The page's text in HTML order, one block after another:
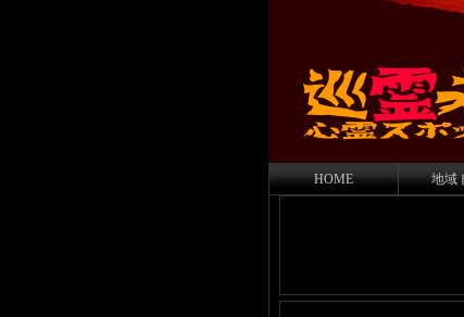
HOME 地域